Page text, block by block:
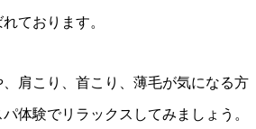
ております。
肩こり、首こり、薄毛が気になる方
体験でリラックスしてみましょう。